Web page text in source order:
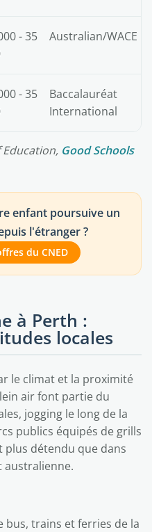
- 35
Australian/WACE
- 35
Baccalauréat
International
Good Schools
enfant poursuive un
l'étranger ?
du CNED
à Perth :
locales
le climat et la proximité
air font partie du
jogging le long de la
publics équipés de grills
plus détendu que dans
australienne.
bus, trains et ferries de la